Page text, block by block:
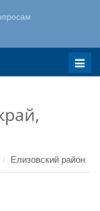
Меню
Елизовский район